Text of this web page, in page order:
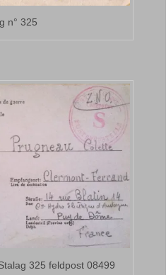
n° 325
325 feldpost 08499